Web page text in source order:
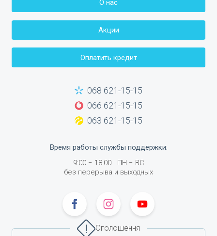
О нас
Акции
Оплатить кредит
068 621-15-15
066 621-15-15
063 621-15-15
Время работы службы поддержки:
9:00− 18:00ПН − ВС
без перерыва и выходных
Оголошення